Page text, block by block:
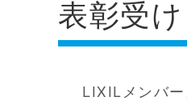
表彰受
LIXILメンバ